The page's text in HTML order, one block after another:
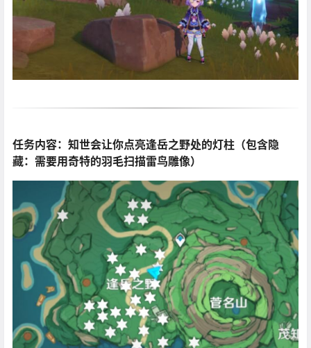
任务内容：知世会让你点亮逢岳之野处的灯柱（包含隐
藏：需要用奇特的羽毛扫描雷鸟雕像）